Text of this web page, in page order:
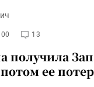
13
получила
ее